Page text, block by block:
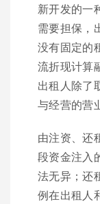
新开发的一
需要担保，
没有固定的
流折现计算
出租人除了
与经营的营
由注资、还
段资金注入
法无异；还
例在出租人